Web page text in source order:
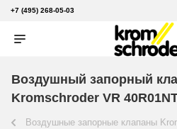
+7 (495) 268-05-03
Воздушный запорный
Kromschroder VR
Воздушные запорные клапаны